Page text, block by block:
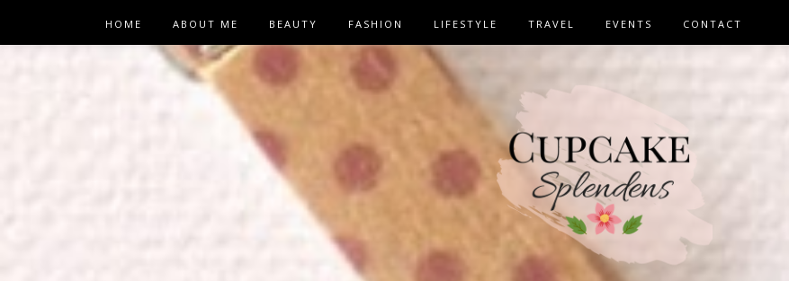
HOME ABOUT ME BEAUTY FASHION LIFESTYLE TRAVEL EVENTS CONTACT